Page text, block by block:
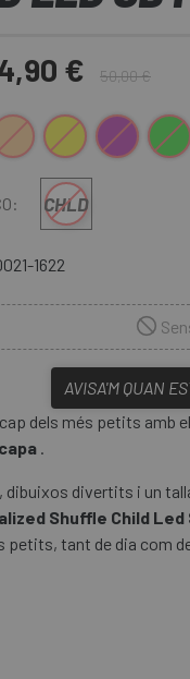
€ 50,00 €
Groc Lila Verd
CHLD
1622
AVISA'M QUAN
dels més petits amb
.
dibuixos divertits i un
Shuffle Child Led
petits, tant de dia com